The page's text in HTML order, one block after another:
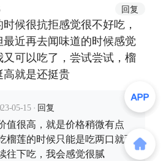
回复
候很抗拒感觉很不好吃，
近再去闻味道的时候感觉
可以吃了，尝试尝试，榴
就是还挺贵
05-15 · 回复
值很高，就是价格稍微有点
榴莲的时候只能是吃两口就可
往下吃，我会感觉很腻